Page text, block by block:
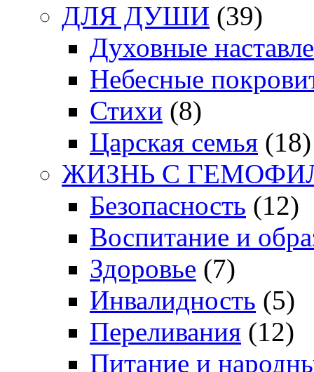
ДЛЯ ДУШИ (39)
Духовные
Небесные
Стихи (8)
Царская семья (18)
ЖИЗНЬ С
Безопасность (12)
Воспитание и
Здоровье (7)
Инвалидность (5)
Переливания (12)
Питание и